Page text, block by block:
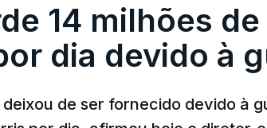
14 milhões
dia devido à
de ser fornecido devido à